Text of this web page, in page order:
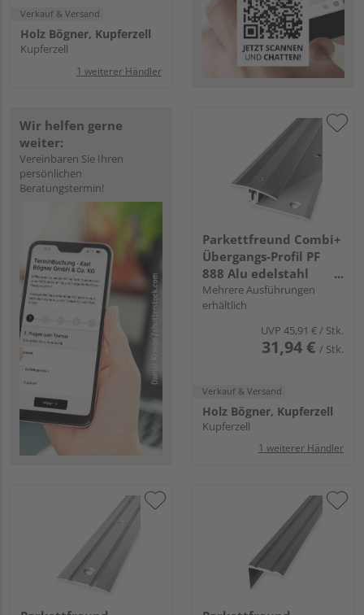
Verkauf & Versand
Holz Bögner, Kupferzell
Kupferzell
1 weiterer Händler
Wir helfen gerne
weiter:
Vereinbaren Sie Ihren
persönlichen
Beratungstermin!
Parkettfreund Combi+
Übergangs-Profil PF
888 Alu edelstahl
eloxiert
Mehrere Ausführungen
erhältlich
UVP 45,91 €/ Stk.
31,94 € / Stk.
Verkauf & Versand
Holz Bögner, Kupferzell
Kupferzell
1 weiterer Händler